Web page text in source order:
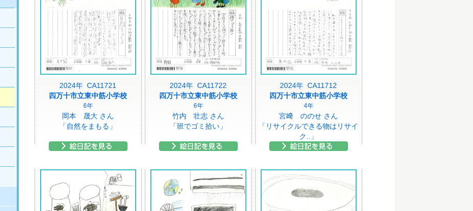
2024年 CA11721
四万十市立東中筋小学校
6年
岡本 晟大 さん
「自然をまもる」
2024年 CA11722
四万十市立東中筋小学校
6年
竹内 壮志 さん
「班でゴミ拾い」
2024年 CA11712
四万十市立東中筋小学校
4年
宮﨑 ののせ さん
「リサイクルできる物はリサイ
ク..」